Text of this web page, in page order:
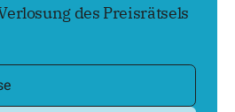
des Preisrätsels